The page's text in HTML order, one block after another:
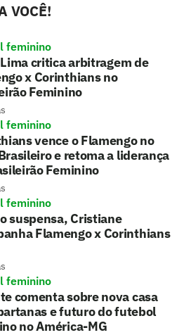
VOCÊ!
feminino
critica arbitragem de
x Corinthians no
Feminino
feminino
vence o Flamengo no
e retoma a liderança
Feminino
feminino
suspensa, Cristiane
Flamengo x Corinthians
feminino
comenta sobre nova casa
e futuro do futebol
no América-MG